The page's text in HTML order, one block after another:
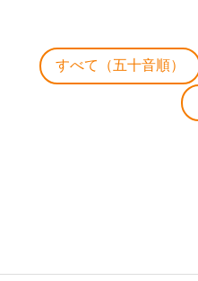
すべて（五十音順）